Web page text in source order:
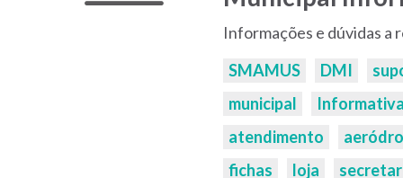
Informações e dúvidas a
Palavras-
chaves:
SMAMUS DMI
municipal
atendimento
fichas
loja